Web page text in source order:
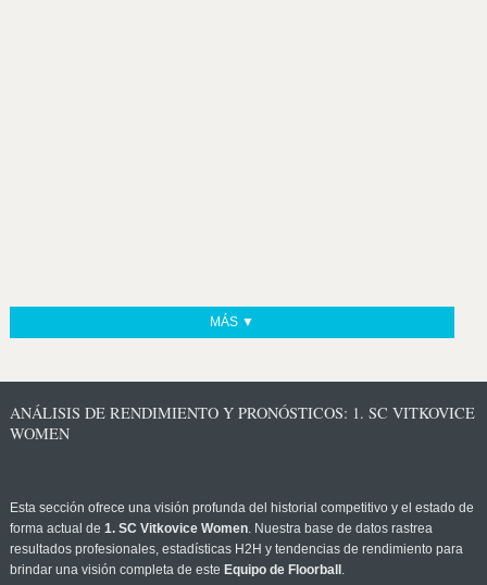
MÁS ▼
ANÁLISIS DE RENDIMIENTO Y PRONÓSTICOS: 1. SC VITKOVICE
WOMEN
Esta sección ofrece una visión profunda del historial competitivo y el estado de
forma actual de 1. SC Vitkovice Women. Nuestra base de datos rastrea
resultados profesionales, estadísticas H2H y tendencias de rendimiento para
brindar una visión completa de este Equipo de Floorball .